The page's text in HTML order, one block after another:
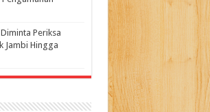
Diminta Periksa
Jambi Hingga